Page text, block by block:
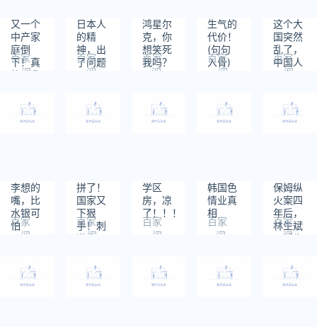
又一个
中产家
庭倒
下！真
的别乱
险，坑
你没商
量！
百家
阅
993
日本人
的精
神，出
了问题
百家
阅
1253
鸿星尔
克，你
想笑死
我吗？
百家
阅
生气的
代价！
(句句
入骨)
百家
阅
937
这个大
国突然
乱了，
中国人
一定要
了！
百家
阅
885
李想的
嘴，比
水银可
怕
百家
阅
1269
拼了！
国家又
下狠
手！刺
激生三
招来
了？
百家
阅
883
学区
房，凉
了！！！
百家
阅
韩国色
情业真
相
百家
阅
2694
保姆纵
火案四
年后，
林生斌
再婚生
妻家属
首次发
声：他
百家
阅
1824